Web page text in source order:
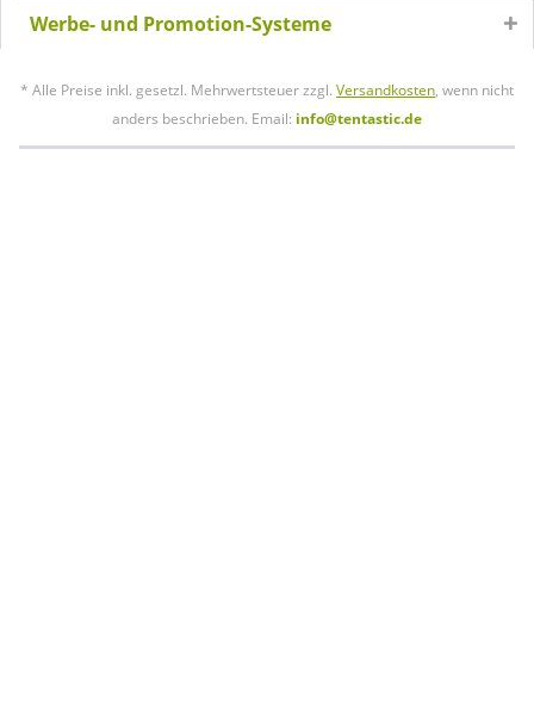
Werbe- und Promotion-Systeme
* Alle Preise inkl. gesetzl. Mehrwertsteuer zzgl. Versandkosten, wenn nicht
anders beschrieben. Email: info@tentastic.de